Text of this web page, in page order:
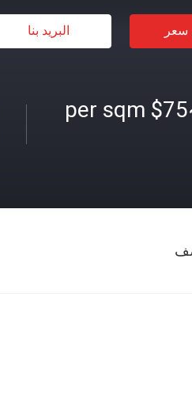
سعر البريد بنا